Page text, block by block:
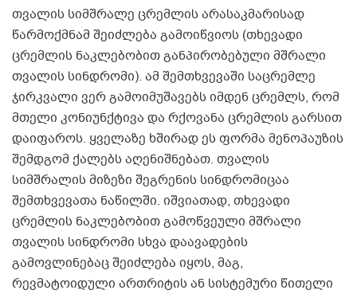
თვალის სიმშრალე ცრემლის არასაკმარისად
წარმოქმნამ შეიძლება გამოიწვიოს (თხევადი
ცრემლის ნაკლებობით განპირობებული მშრალი
თვალის სინდრომი). ამ შემთხვევაში საცრემლე
ჯირკვალი ვერ გამოიმუშავებს იმდენ ცრემლს, რომ
მთელი კონიუნქტივა და რქოვანა ცრემლის გარსით
დაიფაროს. ყველაზე ხშირად ეს ფორმა მენოპაუზის
შემდგომ ქალებს აღენიშნებათ. თვალის
სიმშრალის მიზეზი შეგრენის სინდრომიცაა
შემთხვევათა ნაწილში. იშვიათად, თხევადი
ცრემლის ნაკლებობით გამოწვეული მშრალი
თვალის სინდრომი სხვა დაავადების
გამოვლინებაც შეიძლება იყოს, მაგ,
რევმატოიდული ართრიტის ან სისტემური წითელი